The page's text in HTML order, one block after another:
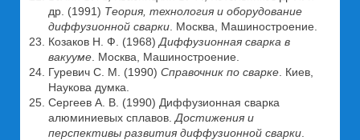
др. (1991) Теория, технология и оборудование
диффузионной сварки . Москва, Машиностроение.
Козаков Н. Ф. (1968) Диффузионная сварка в
вакууме . Москва, Машиностроение.
Гуревич С. М. (1990) Справочник по сварке . Киев,
Наукова думка.
Сергеев А. В. (1990) Диффузионная сварка
алюминиевых сплавов. Достижения и
перспективы развития диффузионной сварки